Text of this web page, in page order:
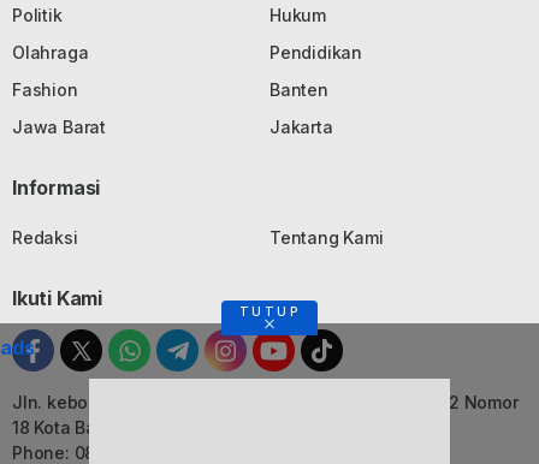
Politik
Hukum
Olahraga
Pendidikan
Fashion
Banten
Jawa Barat
Jakarta
Informasi
Redaksi Tentang Kami
Ikuti Kami
Jln. kebon Jati, Komplek Ruko Luxor Permai Kavling 22 Nomor
18 Kota Bandung, Jawa Barat
Phone: 082116055552
TUTUP
ads